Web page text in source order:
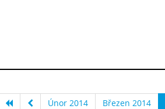
Únor 2014 Březen 2014